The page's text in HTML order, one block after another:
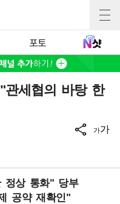
포토
세협의 바탕 한
가가
정상 통화" 당부
공약 재확인"